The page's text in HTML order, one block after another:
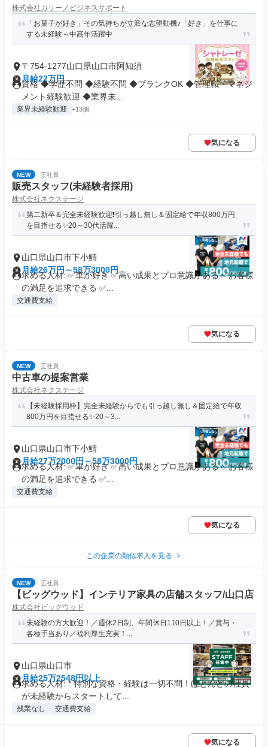
株式会社カリーノビジネスサポート
「お菓子が好き」その気持ちが立派な志望動機♪「好き」を仕事に
する未経験～中高年活躍中
〒754-1277山口県山口市阿知須
月給22万円
資格 ◆学歴不問 ◆経験不問 ◆ブランクOK ◆管理職・マネジ
メント経験歓迎 ◆業界未...
業界未経験歓迎 +13個
気になる
NEW 正社員
販売スタッフ(未経験者採用)
株式会社ネクステージ
第二新卒＆完全未経験歓迎❗引っ越し無し＆固定給で年収800万円
を目指せる✨20～30代活躍...
山口県山口市下小鯖
月給26万円～58万3000円
求める人材: ✅車が好き ✅高い成果とプロ意識がある ✅お客様
の満足を追求できる ✅...
交通費支給
気になる
NEW 正社員
中古車の提案営業
株式会社ネクステージ
【未経験採用枠】完全未経験からでも引っ越し無し＆固定給で年収
800万円を目指せる✨20～3...
山口県山口市下小鯖
月給27万2000円～58万3000円
求める人材: ✅車が好き ✅高い成果とプロ意識がある ✅お客様
の満足を追求できる ✅...
交通費支給
気になる
この企業の類似求人を見る
NEW 正社員
【ビッグウッド】インテリア家具の店舗スタッフ/山口店
株式会社ビッグウッド
未経験の方大歓迎！／週休2日制、年間休日110日以上！／賞与・
各種手当あり／福利厚生充実！...
山口県山口市
月給25万2548円以上
求める人材: * 特別な資格・経験は一切不問！ほとんどの社員
が未経験からスタートして...
残業なし 交通費支給
気になる